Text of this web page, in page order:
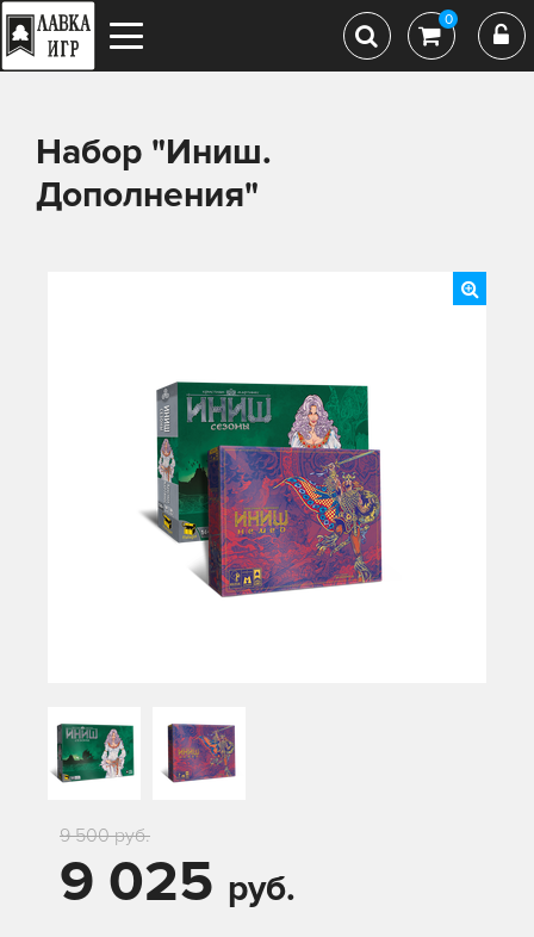
0
Набор "Иниш.
Дополнения"
9 025 руб.
9 500 руб.